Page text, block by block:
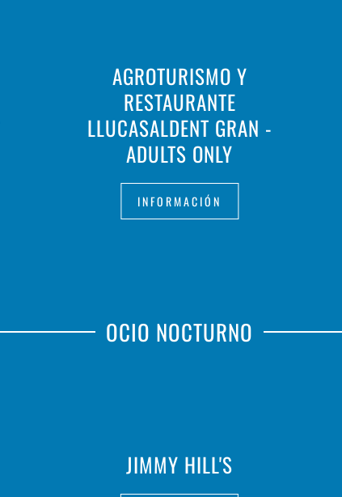
AGROTURISMO Y
RESTAURANTE
LLUCASALDENT GRAN -
ADULTS ONLY
INFORMACIÓN
OCIO NOCTURNO
JIMMY HILL'S